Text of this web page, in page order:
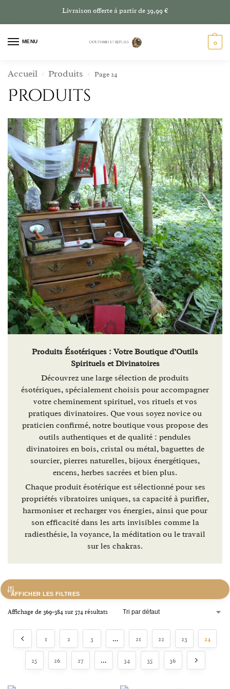
Livraison offerte à partir de 39,99 €
MENU 0
Accueil / Produits / Page 24
Produits
Produits Ésotériques : Votre Boutique d’Outils
Spirituels et Divinatoires
Découvrez une large sélection de produits
ésotériques, spécialement choisis pour accompagner
votre cheminement spirituel, vos rituels et vos
pratiques divinatoires. Que vous soyez novice ou
praticien confirmé, notre boutique vous propose des
outils authentiques et de qualité : pendules
divinatoires en bois, cristal ou métal, baguettes de
sourcier, pierres naturelles, bijoux énergétiques,
encens, herbes sacrées et bien plus.
Chaque produit ésotérique est sélectionné pour ses
propriétés vibratoires uniques, sa capacité à purifier,
harmoniser et recharger vos énergies, ainsi que pour
son efficacité dans les arts invisibles comme la
radiesthésie, la voyance, la méditation ou le travail
sur les chakras.
AFFICHER LES FILTRES
Affichage de 369–384 sur 574 résultats
1 2 3 … 21 22 23 24
25 26 27 … 34 35 36